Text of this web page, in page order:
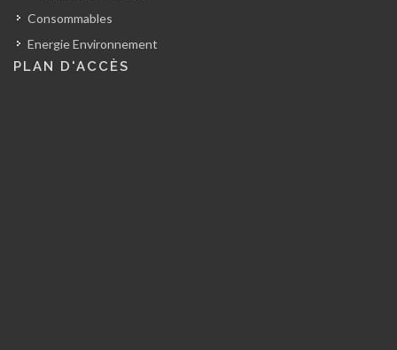
Consommables
Energie Environnement
PLAN D'ACCÈS